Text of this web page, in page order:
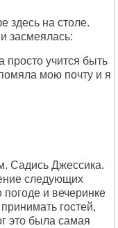
здесь на столе.
засмеялась:
учится быть
мою почту и я
Садись Джессика.
следующих
и вечеринке
гостей,
это была самая